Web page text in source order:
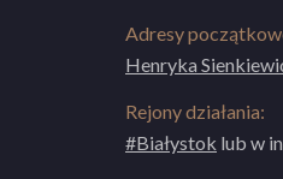
Adresy
Henryka
Rejony działania:
#Białystok lub w